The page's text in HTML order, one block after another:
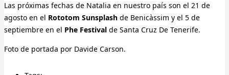
Las próximas fechas de Natalia en nuestro país son el 21 de
agosto en el Rototom Sunsplash de Benicàssim y el 5 de
septiembre en el Phe Festival de Santa Cruz De Tenerife.
Foto de portada por Davide Carson.